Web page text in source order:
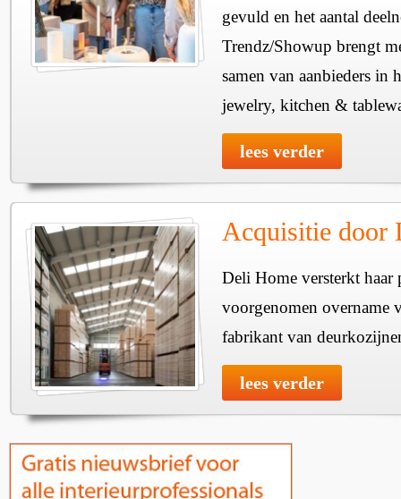
gevuld en het aantal
Trendz/Showup brengt
samen van aanbieders in
jewelry, kitchen &
lees verder
Acquisitie door
Deli Home versterkt haar
voorgenomen overname
fabrikant van
lees verder